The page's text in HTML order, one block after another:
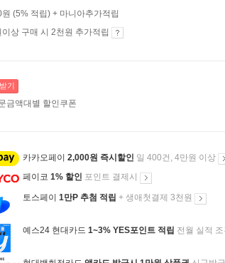
원 (5% 적립) + 마니아추가적립
상 구매 시 2천원 추가적립
기
금액대별 할인쿠폰
카카오페이 2,000원 즉시할인 일 400건, 4만원 이상
페이코 1% 할인 포인트 결제시
토스페이 1만P 추첨 적립 + 생애첫결제 3천원
예스24 현대카드 1~3% YES포인트 적립 전월 실적